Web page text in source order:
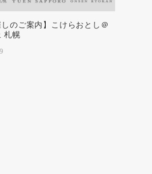
しのご案内】こけらおとし＠
札幌